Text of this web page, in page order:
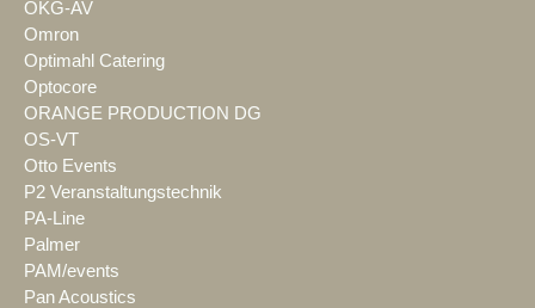
OKG-AV
Omron
Optimahl Catering
Optocore
ORANGE PRODUCTION DG
OS-VT
Otto Events
P2 Veranstaltungstechnik
PA-Line
Palmer
PAM/events
Pan Acoustics